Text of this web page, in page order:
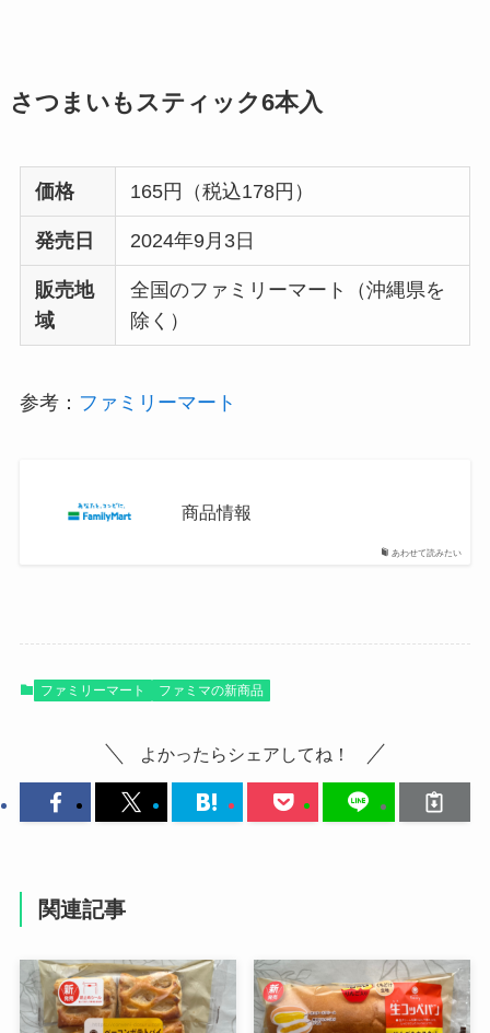
さつまいもスティック6本入
価格 165円（税込178円）
発売日 2024年9月3日
販売地
域
全国のファミリーマート（沖縄県を
除く）
参考： ファミリーマート
あわせて読みたい
商品情報
ファミリーマート ファミマの新商品
よかったらシェアしてね！
関連記事